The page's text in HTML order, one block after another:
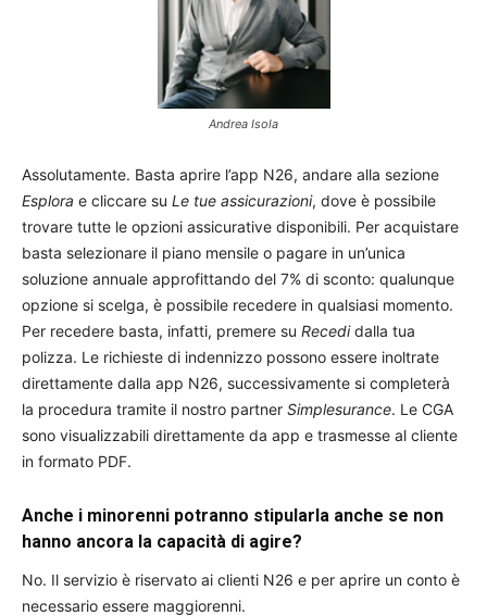
Andrea Isola
Assolutamente. Basta aprire l’app N26, andare alla sezione
Esplora e cliccare su Le tue assicurazioni, dove è possibile
trovare tutte le opzioni assicurative disponibili. Per acquistare
basta selezionare il piano mensile o pagare in un’unica
soluzione annuale approfittando del 7% di sconto: qualunque
opzione si scelga, è possibile recedere in qualsiasi momento.
Per recedere basta, infatti, premere su Recedidalla tua
polizza. Le richieste di indennizzo possono essere inoltrate
direttamente dalla app N26, successivamente si completerà
la procedura tramite il nostro partner Simplesurance. Le CGA
sono visualizzabili direttamente da app e trasmesse al cliente
in formato PDF.
Anche i minorenni potranno stipularla anche se non
hanno ancora la capacità di agire?
No. Il servizio è riservato ai clienti N26 e per aprire un conto è
necessario essere maggiorenni.